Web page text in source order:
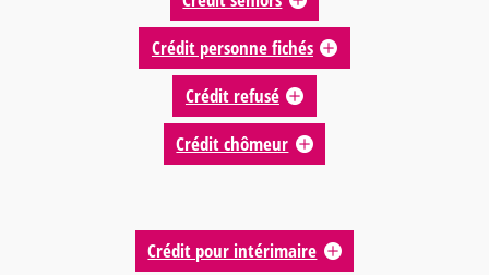
Crédit personne fichés
Crédit refusé
Crédit chômeur
Crédit pour intérimaire